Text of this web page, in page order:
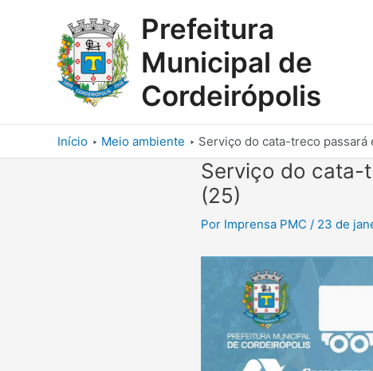
Prefeitura
Municipal de
Cordeirópolis
Início Meio ambiente Serviço do cata-treco
Serviço do cata-
(25)
Por Imprensa PMC / 23 de